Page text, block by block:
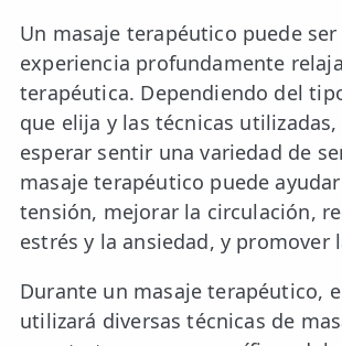
Un masaje terapéutico puede ser
experiencia profundamente
terapéutica. Dependiendo del
que elija y las técnicas utilizadas,
esperar sentir una variedad de
masaje terapéutico puede
tensión, mejorar la circulación,
estrés y la ansiedad, y promover
Durante un masaje terapéutico,
utilizará diversas técnicas de